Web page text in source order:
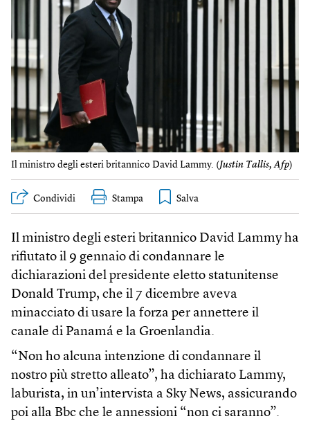
Il ministro degli esteri britannico David Lammy. (Justin Tallis, Afp)
Condividi Stampa
Il ministro degli esteri britannico David Lammy ha
rifiutato il 9 gennaio di condannare le
dichiarazioni del presidente eletto statunitense
Donald Trump, che il 7 dicembre aveva
minacciato di usare la forza per annettere il
canale di Panamá e la Groenlandia.
“Non ho alcuna intenzione di condannare il
nostro più stretto alleato”, ha dichiarato Lammy,
laburista, in un’intervista a Sky News, assicurando
poi alla Bbc che le annessioni “non ci saranno”.